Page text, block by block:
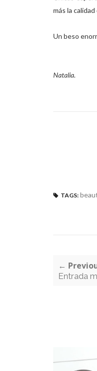
más la
Un beso
Natalia.
TAGS:
←
Entrada